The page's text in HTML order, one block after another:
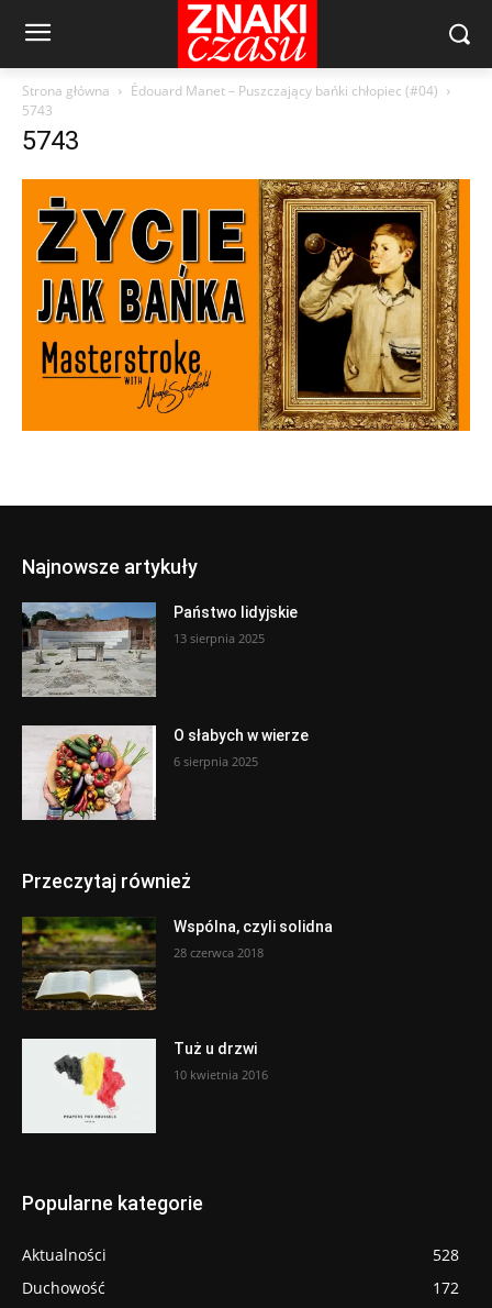
Strona główna
Édouard Manet – Puszczający bańki chłopiec (#04)
5743
5743
Najnowsze artykuły
Państwo lidyjskie
13 sierpnia 2025
O słabych w wierze
6 sierpnia 2025
Przeczytaj również
Wspólna, czyli solidna
28 czerwca 2018
Tuż u drzwi
10 kwietnia 2016
Popularne kategorie
Aktualności
528
Duchowość
172